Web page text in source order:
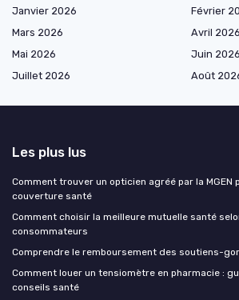
Janvier 2026
Février
Mars 2026
Avril 2026
Mai 2026
Juin 2026
Juillet 2026
Août
Les plus lus
Comment trouver un opticien agréé par la
couverture santé
Comment choisir la meilleure mutuelle santé
consommateurs
Comprendre le remboursement des soutiens-
Comment louer un tensiomètre en pharmacie :
conseils santé